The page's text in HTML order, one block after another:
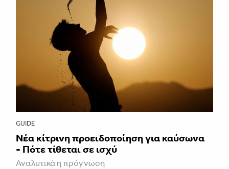
GUIDE
Νέα κίτρινη προειδοποίηση για καύσωνα
- Πότε τίθεται σε ισχύ
Αναλυτικά η πρόγνωση